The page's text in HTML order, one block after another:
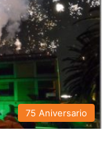
75 Aniversario